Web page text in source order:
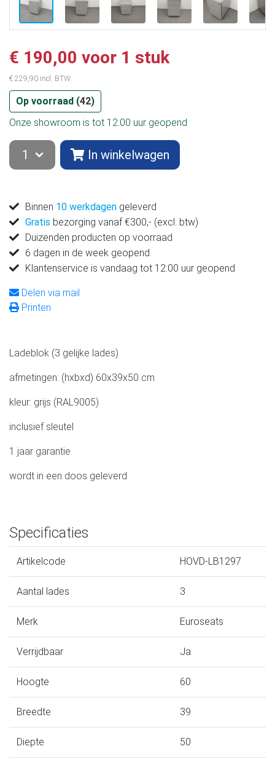
€ 190,00 voor 1 stuk
€ 229,90 incl. BTW
Op voorraad (42)
Onze showroom is tot 12:00 uur geopend
In winkelwagen
Binnen 10 werkdagen geleverd
Gratis bezorging vanaf €300,- (excl. btw)
Duizenden producten op voorraad
6 dagen in de week geopend
Klantenservice is vandaag tot 12:00 uur geopend
Delen via mail
Printen
Ladeblok (3 gelijke lades)
afmetingen: (hxbxd) 60x39x50 cm
kleur: grijs (RAL9005)
inclusief sleutel
1 jaar garantie
wordt in een doos geleverd
Specificaties
Artikelcode HOVD-LB1297
Aantal lades 3
Merk Euroseats
Verrijdbaar Ja
Hoogte 60
Breedte 39
Diepte 50